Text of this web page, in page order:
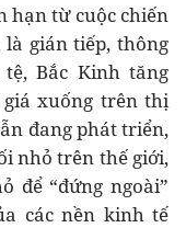
hạn từ cuộc chiến
gián tiếp, thông
Bắc Kinh tăng
xuống trên thị
đang phát triển,
nhỏ trên thế giới,
để “đứng ngoài”
các nền kinh tế